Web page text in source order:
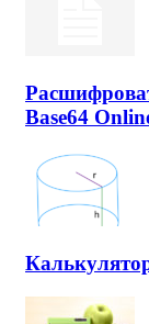
Base64